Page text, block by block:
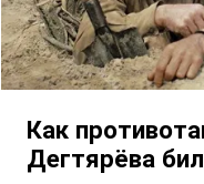
Как
Дегтярёва